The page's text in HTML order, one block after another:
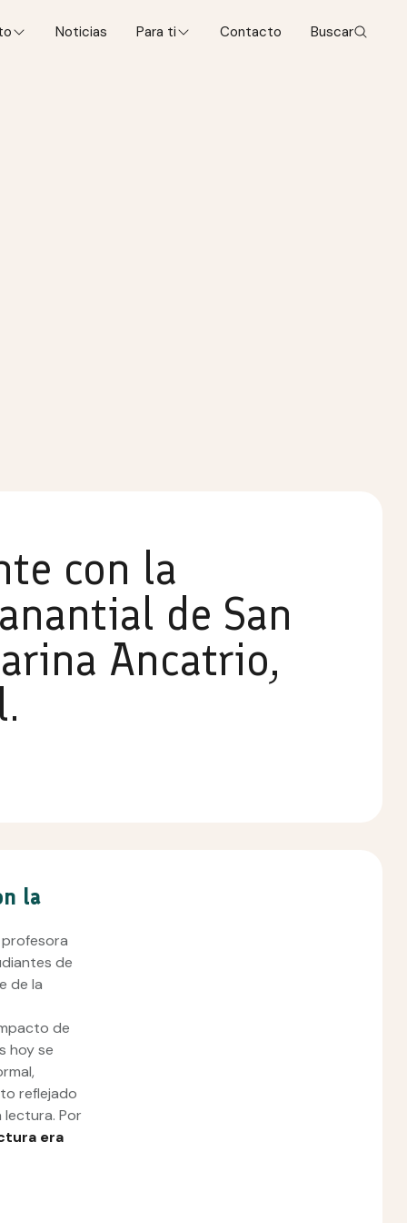
Noticias Para ti Contacto Buscar
con la
de San
Ancatrio,
la
profesora
de
de la
de
hoy se
reflejado
Por
era